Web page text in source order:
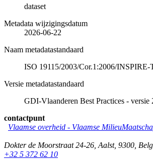
dataset
Metadata wijzigingsdatum
2026-06-22
Naam metadatastandaard
ISO 19115/2003/Cor.1:2006/INSPIRE-
Versie metadatastandaard
GDI-Vlaanderen Best Practices - versie
contactpunt
Vlaamse overheid - Vlaamse
Dokter de Moorstraat 24-26 Aalst, 9300
+32 5 372 62 10